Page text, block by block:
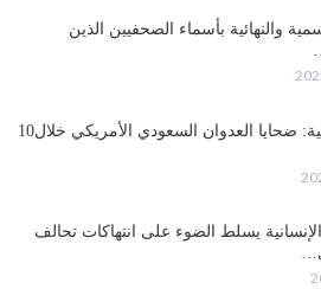
والنهائية بأسماء الصحفيين الذين
عين الإنسانية: ضحايا العدوان السعودي الأمريكي خلال10
يسلط الضوء على انتهاكات تحالف